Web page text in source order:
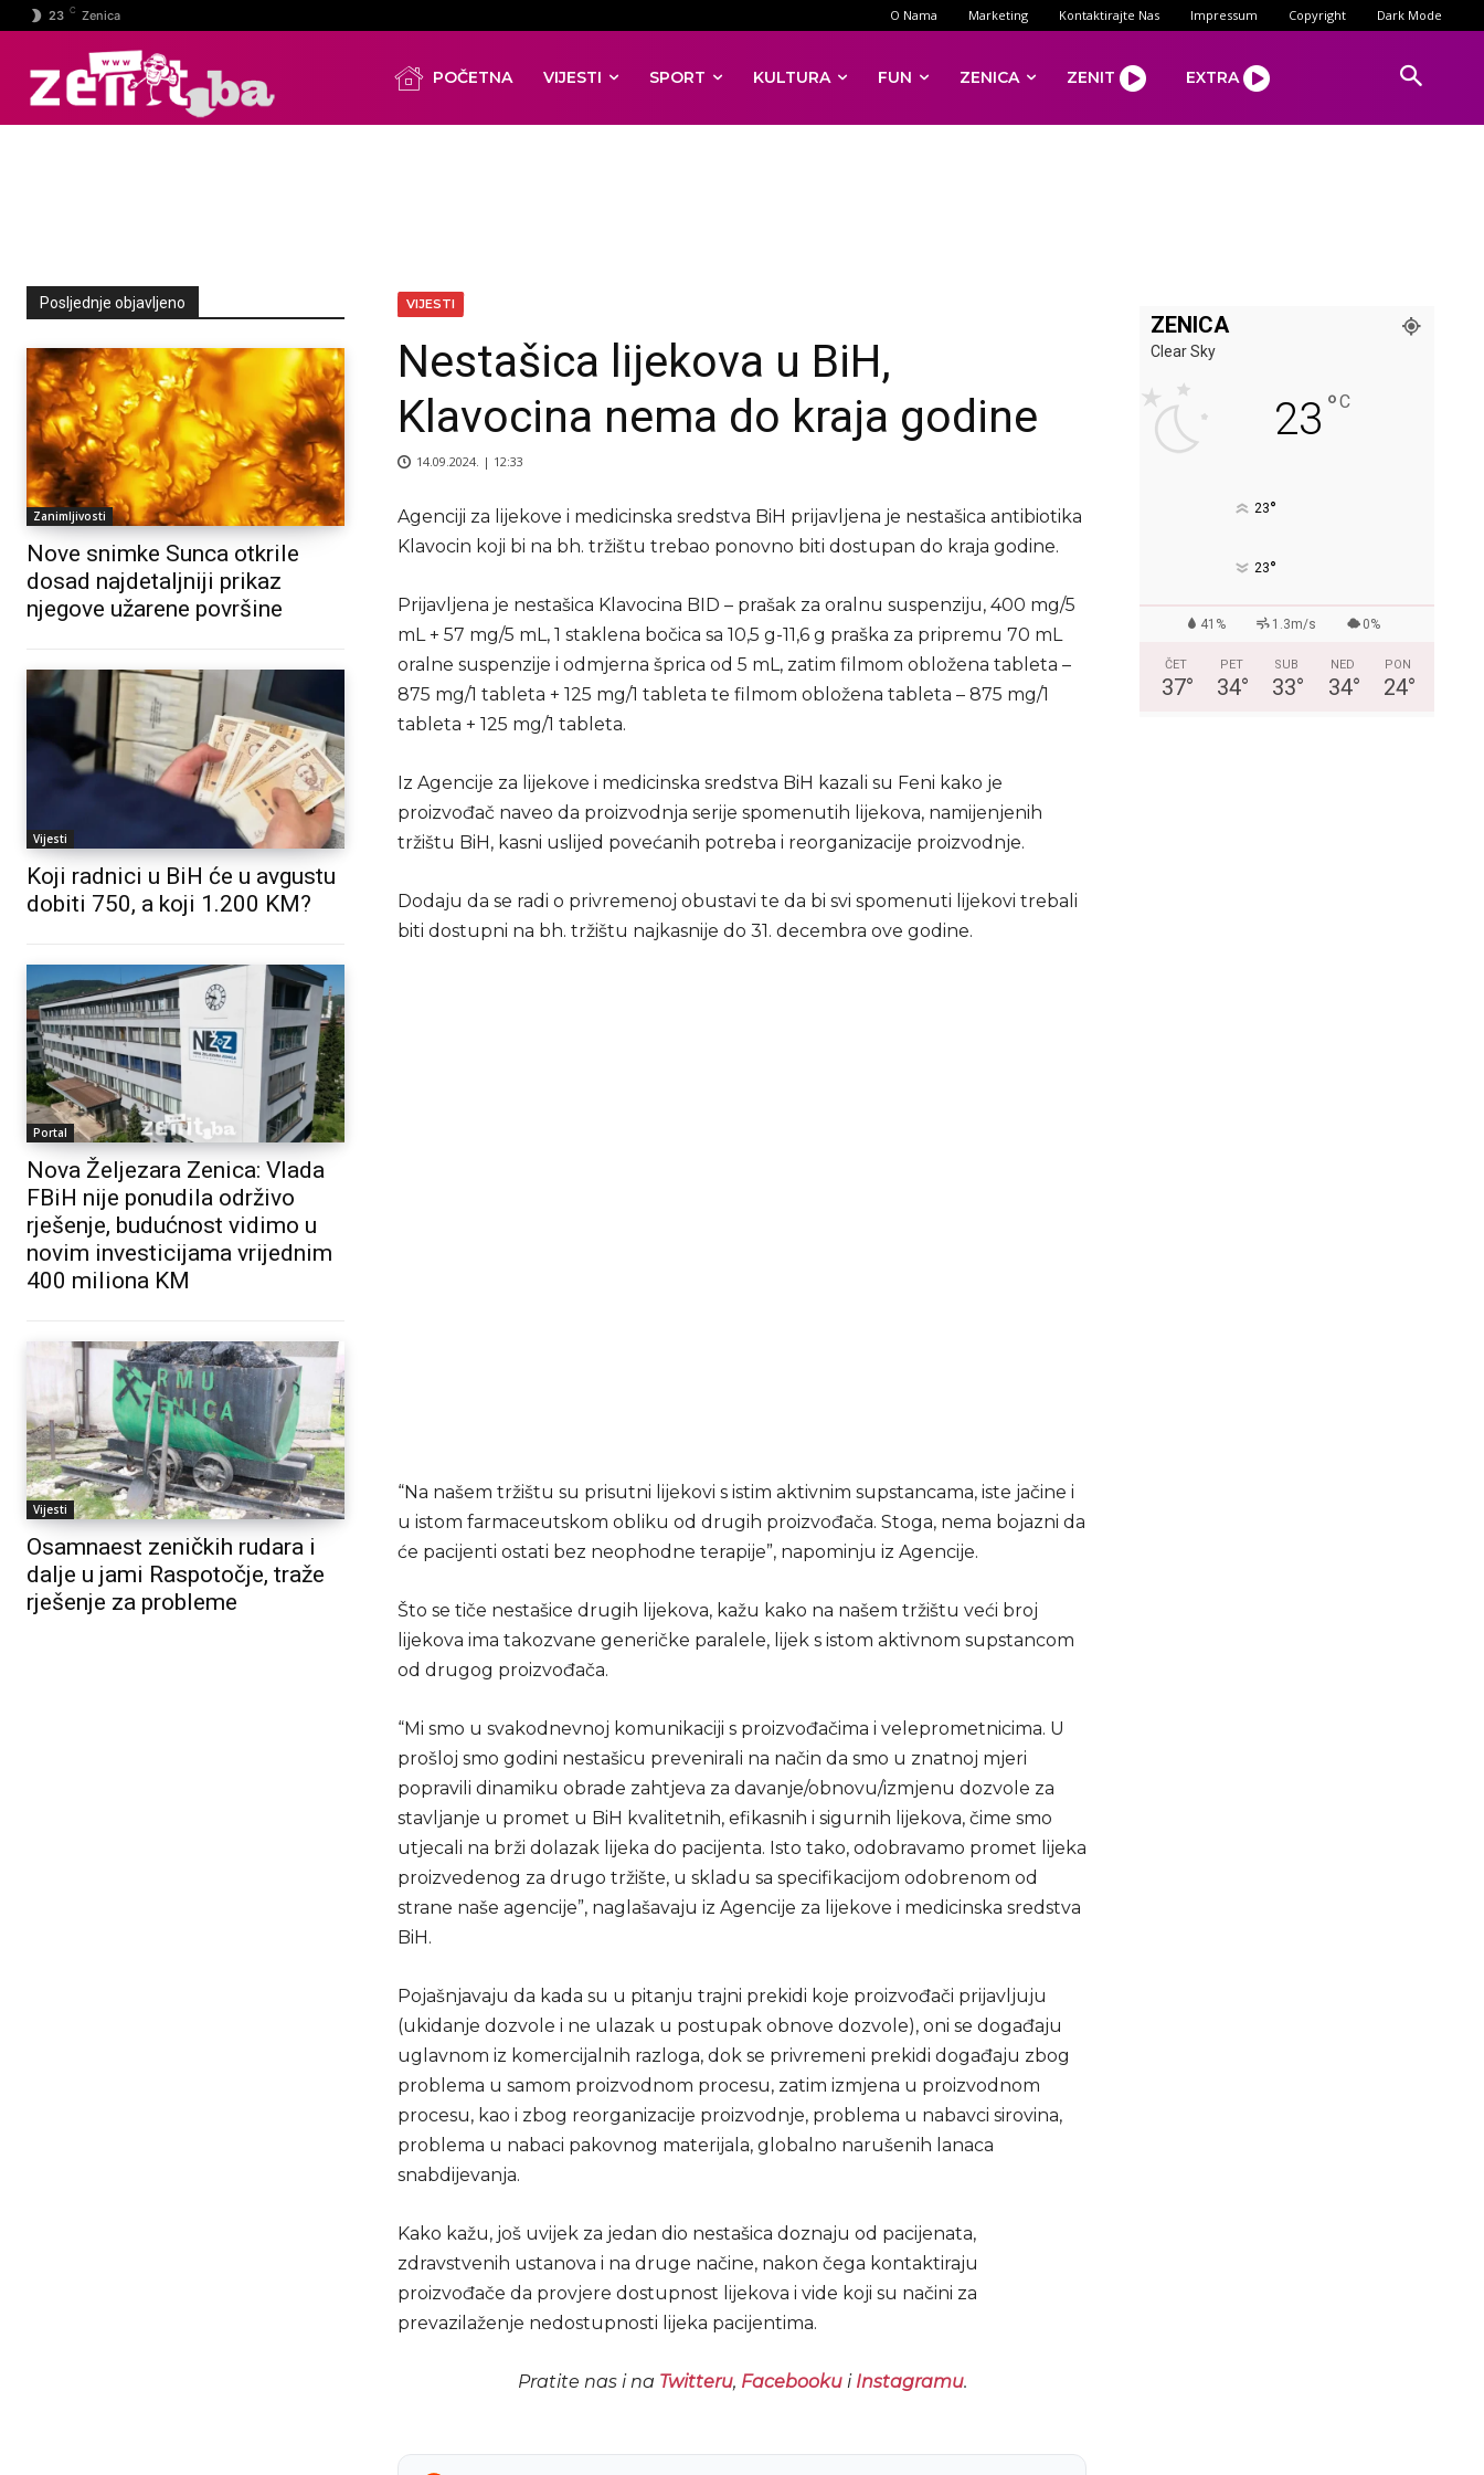
23 C Zenica O Nama Marketing Kontaktirajte Nas Impressum Copyright Dark Mode
POČETNA VIJESTI SPORT KULTURA FUN ZENICA ZENIT EXTRA
Posljednje objavljeno
Zanimljivosti
Nove snimke Sunca otkrile
dosad najdetaljniji prikaz
njegove užarene površine
Vijesti
Koji radnici u BiH će u avgustu
dobiti 750, a koji 1.200 KM?
Portal
Nova Željezara Zenica: Vlada
FBiH nije ponudila održivo
rješenje, budućnost vidimo u
novim investicijama vrijednim
400 miliona KM
Vijesti
Osamnaest zeničkih rudara i
dalje u jami Raspotočje, traže
rješenje za probleme
VIJESTI
Nestašica lijekova u BiH,
Klavocina nema do kraja godine
14.09.2024. | 12:33
Agenciji za lijekove i medicinska sredstva BiH prijavljena je nestašica antibiotika
Klavocin koji bi na bh. tržištu trebao ponovno biti dostupan do kraja godine.
Prijavljena je nestašica Klavocina BID – prašak za oralnu suspenziju, 400 mg/5
mL + 57 mg/5 mL, 1 staklena bočica sa 10,5 g-11,6 g praška za pripremu 70 mL
oralne suspenzije i odmjerna šprica od 5 mL, zatim filmom obložena tableta –
875 mg/1 tableta + 125 mg/1 tableta te filmom obložena tableta – 875 mg/1
tableta + 125 mg/1 tableta.
Iz Agencije za lijekove i medicinska sredstva BiH kazali su Feni kako je
proizvođač naveo da proizvodnja serije spomenutih lijekova, namijenjenih
tržištu BiH, kasni uslijed povećanih potreba i reorganizacije proizvodnje.
Dodaju da se radi o privremenoj obustavi te da bi svi spomenuti lijekovi trebali
biti dostupni na bh. tržištu najkasnije do 31. decembra ove godine.
“Na našem tržištu su prisutni lijekovi s istim aktivnim supstancama, iste jačine i
u istom farmaceutskom obliku od drugih proizvođača. Stoga, nema bojazni da
će pacijenti ostati bez neophodne terapije”, napominju iz Agencije.
Što se tiče nestašice drugih lijekova, kažu kako na našem tržištu veći broj
lijekova ima takozvane generičke paralele, lijek s istom aktivnom supstancom
od drugog proizvođača.
“Mi smo u svakodnevnoj komunikaciji s proizvođačima i veleprometnicima. U
prošloj smo godini nestašicu prevenirali na način da smo u znatnoj mjeri
popravili dinamiku obrade zahtjeva za davanje/obnovu/izmjenu dozvole za
stavljanje u promet u BiH kvalitetnih, efikasnih i sigurnih lijekova, čime smo
utjecali na brži dolazak lijeka do pacijenta. Isto tako, odobravamo promet lijeka
proizvedenog za drugo tržište, u skladu sa specifikacijom odobrenom od
strane naše agencije”, naglašavaju iz Agencije za lijekove i medicinska sredstva
BiH.
Pojašnjavaju da kada su u pitanju trajni prekidi koje proizvođači prijavljuju
(ukidanje dozvole i ne ulazak u postupak obnove dozvole), oni se događaju
uglavnom iz komercijalnih razloga, dok se privremeni prekidi događaju zbog
problema u samom proizvodnom procesu, zatim izmjena u proizvodnom
procesu, kao i zbog reorganizacije proizvodnje, problema u nabavci sirovina,
problema u nabaci pakovnog materijala, globalno narušenih lanaca
snabdijevanja.
Kako kažu, još uvijek za jedan dio nestašica doznaju od pacijenata,
zdravstvenih ustanova i na druge načine, nakon čega kontaktiraju
proizvođače da provjere dostupnost lijekova i vide koji su načini za
prevazilaženje nedostupnosti lijeka pacijentima.
Pratite nas i na Twitteru, Facebookui Instagramu.
ZENICA
Clear Sky
23 °C
23°
23°
41% 1.3m/s 0%
ČET
37°
PET
34°
SUB
33°
NED
34°
PON
24°